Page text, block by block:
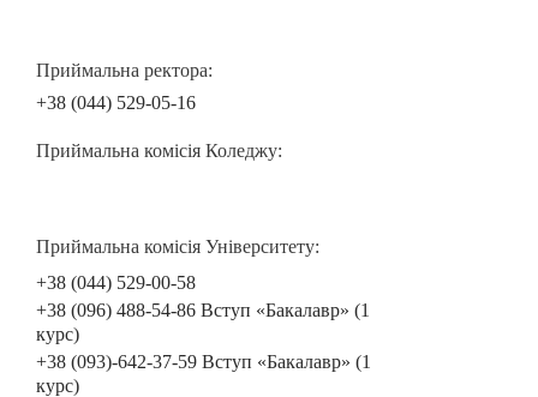
Приймальна ректора:
+38 (044) 529-05-16
Приймальна комісія Коледжу:
Приймальна комісія Університету:
+38 (044) 529-00-58
+38 (096) 488-54-86 Вступ «Бакалавр» (1
курс)
+38 (093)-642-37-59 Вступ «Бакалавр» (1
курс)